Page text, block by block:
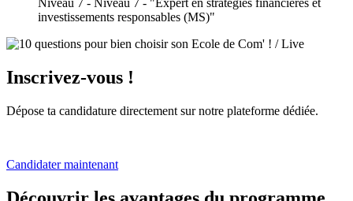
Niveau 7 - Niveau 7 - "Expert en stratégies financières et
investissements responsables (MS)"
Inscrivez-vous !
Dépose ta candidature directement sur notre plateforme dédiée.
Candidater maintenant